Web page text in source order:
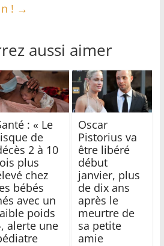
! →
aussi aimer
: « Le
de
2 à 10
plus
chez
bébés
avec un
poids
alerte une
Oscar
Pistorius va
être libéré
début
janvier, plus
de dix ans
après le
meurtre de
sa petite
amie